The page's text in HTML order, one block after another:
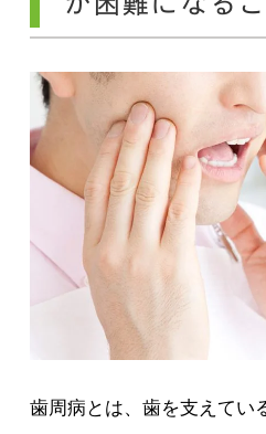
歯周病とは、歯を支えてい